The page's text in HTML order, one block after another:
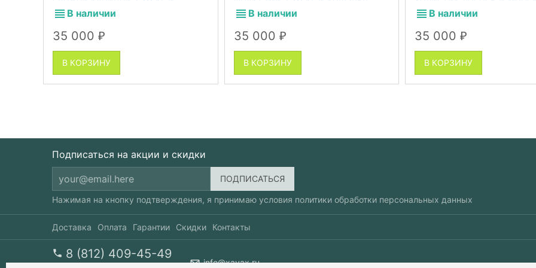
кошачья мята, набор 2 в 1
В наличии
35 000 ₽
В КОРЗИНУ
мята, набор 2 в 1
В наличии
35 000 ₽
В КОРЗИНУ
рыба 7.26 кг и кошачья
В наличии
35 000 ₽
В КОРЗИНУ
Подписаться на акции и скидки
Нажимая на кнопку подтверждения, я принимаю условия политики обработки персональных данных
Доставка Оплата Гарантии Скидки Контакты
8 (812) 409-45-49
перезвоните мне info@xavax.ru